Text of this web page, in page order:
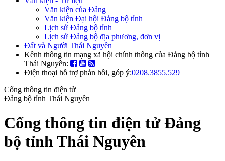
Văn kiện của Đảng
Văn kiện Đại hội Đảng bộ tỉnh
Lịch sử Đảng bộ tỉnh
Lịch sử Đảng bộ địa phương, đơn vị
Đất và Người Thái Nguyên
Kênh thông tin mạng xã hội chính thống của Đảng bộ tỉnh
Thái Nguyên:
Điện thoại hỗ trợ phản hồi, góp ý:0208.3855.529
Cổng thông tin điện tử
Đảng bộ tỉnh Thái Nguyên
Cổng thông tin điện tử Đảng
bộ tỉnh Thái Nguyên